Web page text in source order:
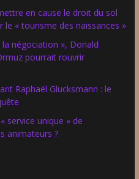
en cause le droit du sol
le « tourisme des naissances »
négociation », Donald
pourrait rouvrir
Raphaël Glucksmann : le
service unique » de
animateurs ?